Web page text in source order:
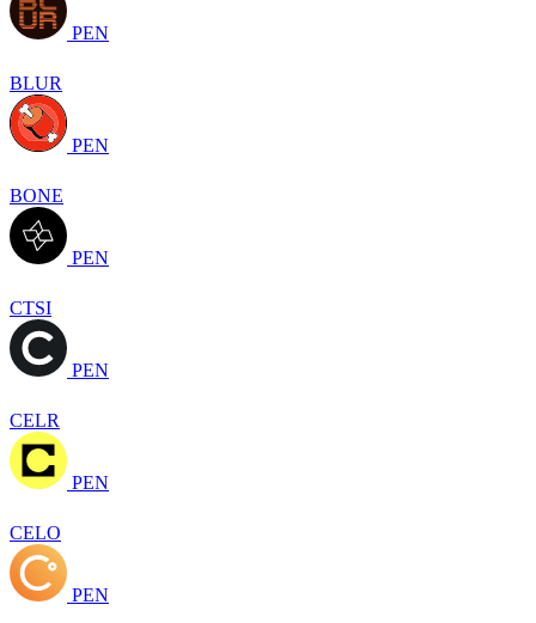
PEN
BLUR
PEN
BONE
PEN
CTSI
PEN
CELR
PEN
CELO
PEN